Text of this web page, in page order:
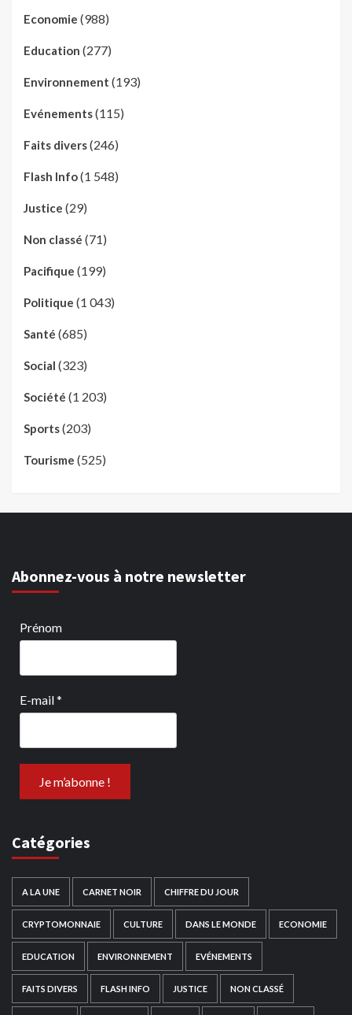
Economie (988)
Education (277)
Environnement (193)
Evénements(115)
Faits divers(246)
Flash Info(1 548)
Justice (29)
Non classé (71)
Pacifique (199)
Politique (1 043)
Santé (685)
Social (323)
Société (1 203)
Sports(203)
Tourisme (525)
Abonnez-vous à notre newsletter
Prénom
E-mail*
Catégories
A LA UNE CARNET NOIR CHIFFRE DU JOUR
CRYPTOMONNAIE CULTURE DANS LE MONDE ECONOMIE
EDUCATION ENVIRONNEMENT EVÉNEMENTS
FAITS DIVERS FLASH INFO JUSTICE NON CLASSÉ